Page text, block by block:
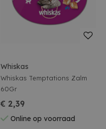
Whiskas
Whiskas Temptations Zalm
60Gr
€ 2,39
Online op voorraad